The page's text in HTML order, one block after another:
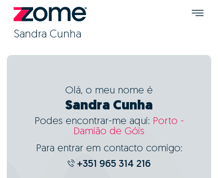
Sandra Cunha
Olá, o meu nome é
Sandra Cunha
Podes encontrar-me aqui: Porto -
Damião de Góis
Para entrar em contacto comigo:
+351 965 314 216